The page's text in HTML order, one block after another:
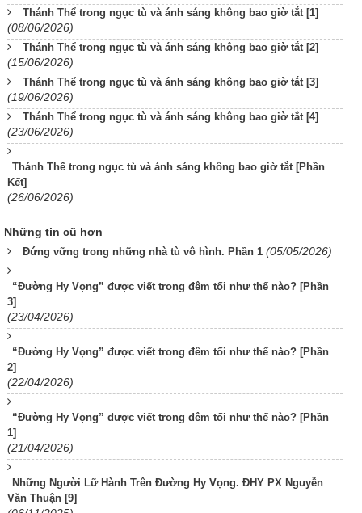
Thánh Thể trong ngục tù và ánh sáng không bao giờ tắt [1]
(08/06/2026)
Thánh Thể trong ngục tù và ánh sáng không bao giờ tắt [2]
(15/06/2026)
Thánh Thể trong ngục tù và ánh sáng không bao giờ tắt [3]
(19/06/2026)
Thánh Thể trong ngục tù và ánh sáng không bao giờ tắt [4]
(23/06/2026)
Thánh Thể trong ngục tù và ánh sáng không bao giờ tắt [Phần
Kết]
(26/06/2026)
Những tin cũ hơn
Đứng vững trong những nhà tù vô hình. Phần 1 (05/05/2026)
“Đường Hy Vọng” được viết trong đêm tối như thế nào? [Phần
3]
(23/04/2026)
“Đường Hy Vọng” được viết trong đêm tối như thế nào? [Phần
2]
(22/04/2026)
“Đường Hy Vọng” được viết trong đêm tối như thế nào? [Phần
1]
(21/04/2026)
Những Người Lữ Hành Trên Đường Hy Vọng. ĐHY PX Nguyễn
Văn Thuận [9]